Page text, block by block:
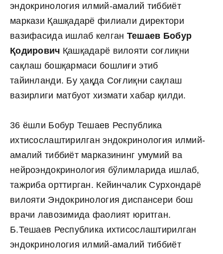
эндокринология илмий-амалий тиббиёт
маркази Қашқадарё филиали директори
вазифасида ишлаб келган Тешаев Бобур
Қодирович Қашқадарё вилояти соғлиқни
сақлаш бошқармаси бошлиғи этиб
тайинланди. Бу ҳақда Соғлиқни сақлаш
вазирлиги матбуот хизмати хабар қилди.
36 ёшли Бобур Тешаев Республика
ихтисослаштирилган эндокринология илмий-
амалий тиббиёт марказининг умумий ва
нейроэндокринология бўлимларида ишлаб,
тажриба орттирган. Кейинчалик Сурхондарё
вилояти Эндокринология диспансери бош
врачи лавозимида фаолият юритган.
Б.Тешаев Республика ихтисослаштирилган
эндокринология илмий-амалий тиббиёт